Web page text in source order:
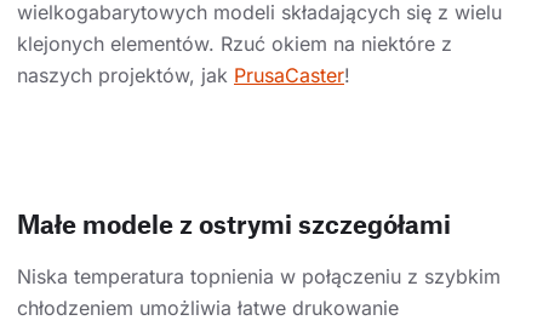
wielkogabarytowych modeli składających się z wielu
klejonych elementów. Rzuć okiem na niektóre z
naszych projektów, jak PrusaCaster!
Małe modele z ostrymi szczegółami
Niska temperatura topnienia w połączeniu z szybkim
chłodzeniem umożliwia łatwe drukowanie